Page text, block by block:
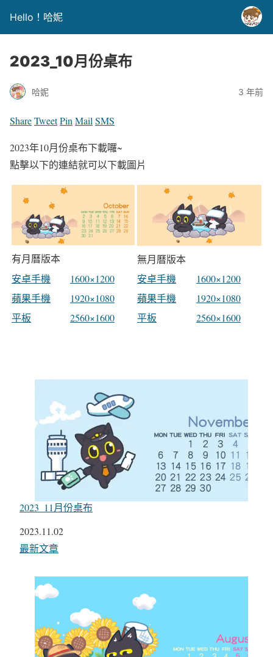
Hello！哈妮
2023_10月份桌布
哈妮 3 年前
ShareTweetPin Mail SMS
2023年10月份桌布下載囉~
點擊以下的連結就可以下載圖片
有月曆版本
無月曆版本
安卓手機
1600×1200 安卓手機
1600×1200
蘋果手機
1920×1080 蘋果手機
1920×1080
平板
2560×1600 平板 2560×1600
2023_11月份桌布
日期
2023.11.02
關於
最新文章